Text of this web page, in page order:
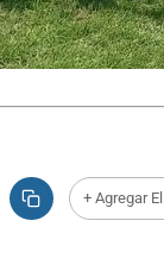
+ Agregar